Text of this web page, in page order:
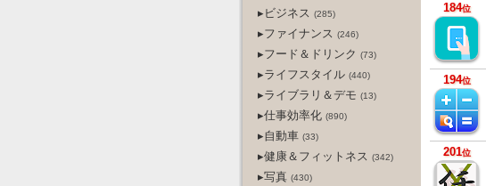
▸ビジネス (285)
▸ファイナンス (246)
▸フード＆ドリンク (73)
▸ライフスタイル (440)
▸ライブラリ＆デモ (13)
▸仕事効率化 (890)
▸自動車 (33)
▸健康＆フィットネス (342)
▸写真 (430)
184位
194位
201位